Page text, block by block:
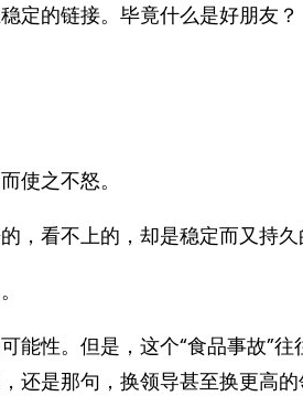
定的链接。毕竟什么是好朋友？
使之不怒。
，看不上的，却是稳定而又持久
能性。但是，这个“食品事故”
还是那句，换领导甚至换更高的